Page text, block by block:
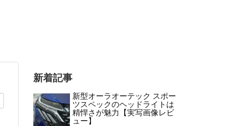
新着記事
新型オーラオーテック スポー
ツスペックのヘッドライトは
精悍さが魅力【実写画像レビ
ュー】